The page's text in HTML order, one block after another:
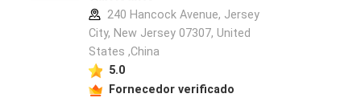
240 Hancock Avenue, Jersey
City, New Jersey 07307, United
States ,China
5.0
Fornecedor verificado